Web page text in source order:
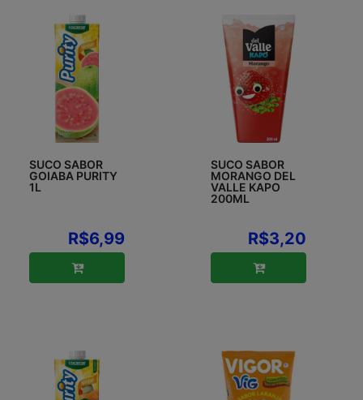
SUCO SABOR
GOIABA PURITY
1L
R$6,99
SUCO SABOR
MORANGO DEL
VALLE KAPO
200ML
R$3,20